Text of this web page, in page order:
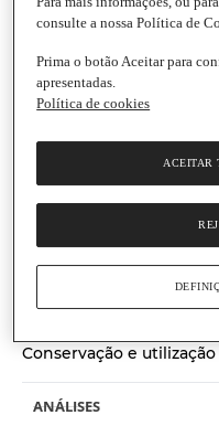
Iglo
Ervilhas Primavera
Embalagem|500 g
Produto congelado
5.0
estrelas,
classificação.
Link
para
a
mesma
página.
5.0 (1)
Informação nutricional
Conservação e utilização
consulte a nossa Política de
Prima o botão Aceitar para
apresentadas.
Política de cookies
ACEITAR